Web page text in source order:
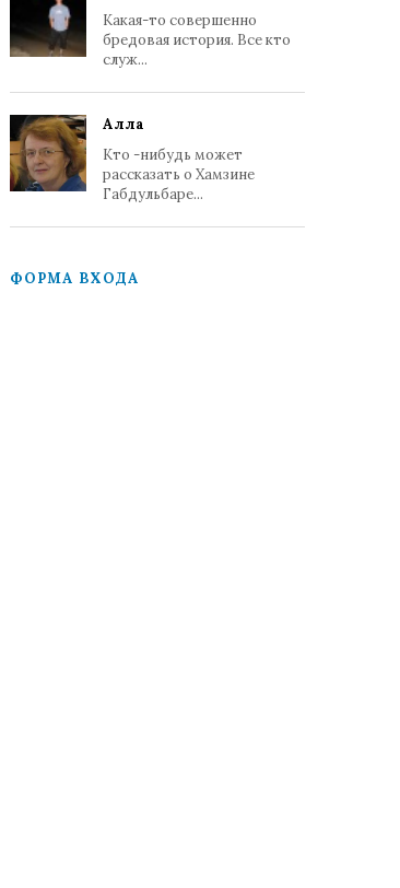
Какая-то совершенно
бредовая история. Все кто
служ...
Алла
Кто -нибудь может
рассказать о Хамзине
Габдульбаре...
ФОРМА ВХОДА